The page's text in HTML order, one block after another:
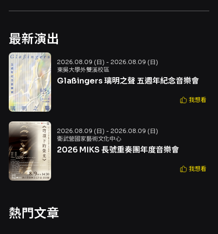
最新演出
2026.08.09 (日) - 2026.08.09 (日)
東吳大學外雙溪校區
Glaßingers 璃明之聲 五週年紀念音樂會
我想看
2026.08.09 (日) - 2026.08.09 (日)
衛武營國家藝術文化中心
2026 MIKS 長號重奏團年度音樂會
我想看
熱門文章